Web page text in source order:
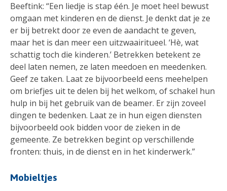
Beeftink: “Een liedje is stap één. Je moet heel bewust
omgaan met kinderen en de dienst. Je denkt dat je ze
er bij betrekt door ze even de aandacht te geven,
maar het is dan meer een uitzwaairitueel. ‘Hè, wat
schattig toch die kinderen.’ Betrekken betekent ze
deel laten nemen, ze laten meedoen en meedenken.
Geef ze taken. Laat ze bijvoorbeeld eens meehelpen
om briefjes uit te delen bij het welkom, of schakel hun
hulp in bij het gebruik van de beamer. Er zijn zoveel
dingen te bedenken. Laat ze in hun eigen diensten
bijvoorbeeld ook bidden voor de zieken in de
gemeente. Ze betrekken begint op verschillende
fronten: thuis, in de dienst en in het kinderwerk.”
Mobieltjes